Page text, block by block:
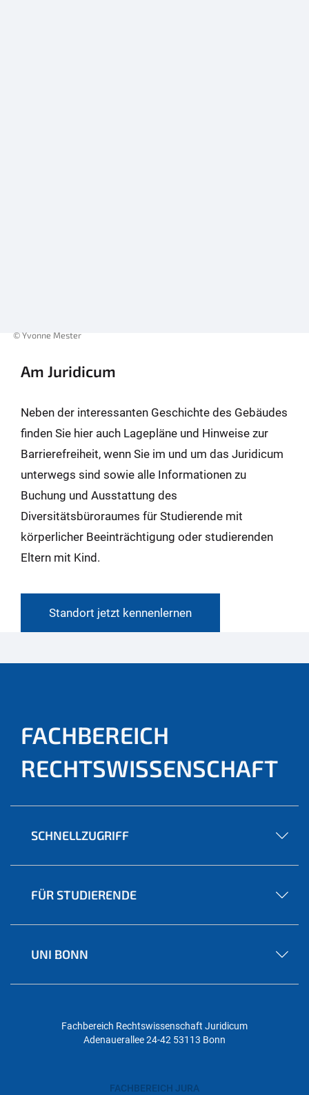
© Yvonne Mester
Am Juridicum
Neben der interessanten Geschichte des Gebäudes
finden Sie hier auch Lagepläne und Hinweise zur
Barrierefreiheit, wenn Sie im und um das Juridicum
unterwegs sind sowie alle Informationen zu
Buchung und Ausstattung des
Diversitätsbüroraumes für Studierende mit
körperlicher Beeinträchtigung oder studierenden
Eltern mit Kind.
Standort jetzt kennenlernen
FACHBEREICH
RECHTSWISSENSCHAFT
SCHNELLZUGRIFF
FÜR STUDIERENDE
UNI BONN
Fachbereich Rechtswissenschaft Juridicum
Adenauerallee 24-42 53113 Bonn
FACHBEREICH JURA